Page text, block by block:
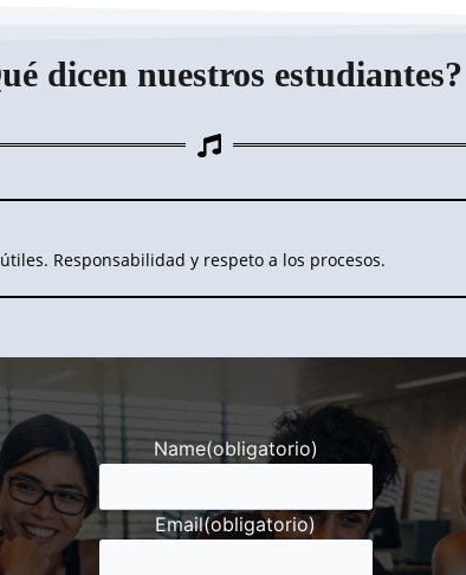
dicen nuestros estudiantes?
Responsabilidad y respeto a los procesos.
Name(obligatorio)
Email(obligatorio)